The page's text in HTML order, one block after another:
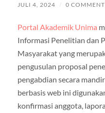
JULI 4, 2024 / 0
Portal Akademik Unima
Informasi Penelitian dan
Masyarakat yang
pengusulan proposal
pengabdian secara
berbasis web ini
konfirmasi anggota,